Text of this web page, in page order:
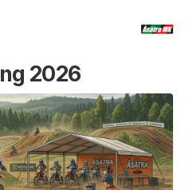
2026